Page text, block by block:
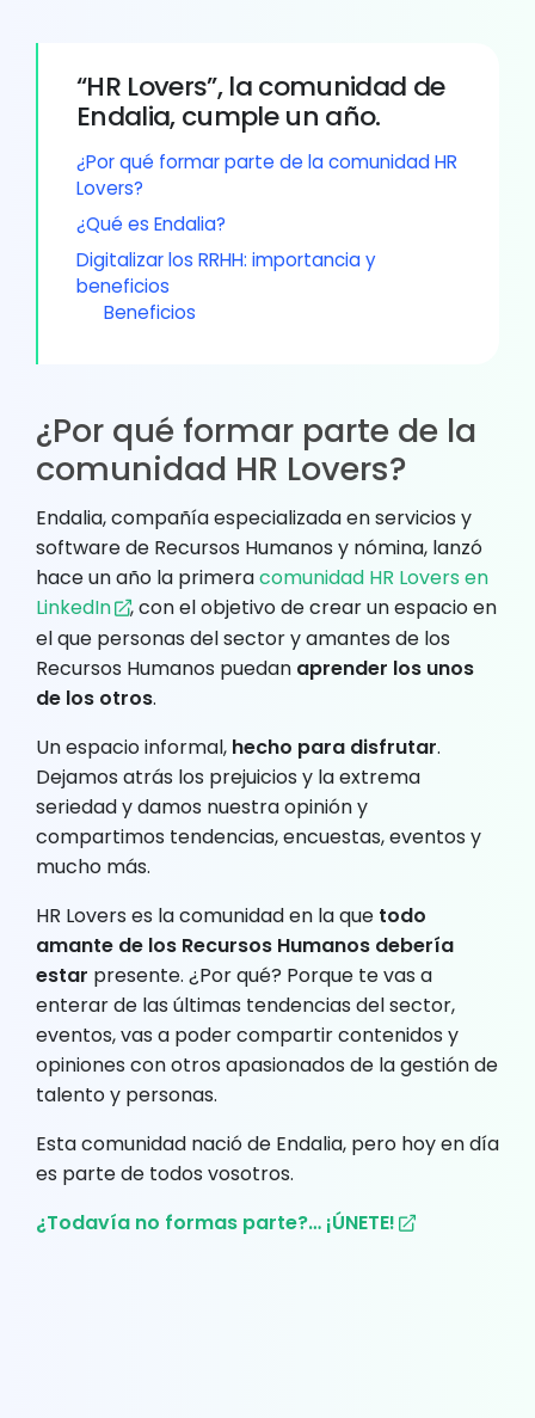
“HR Lovers”, la comunidad de
Endalia, cumple un año.
¿Por qué formar parte de la comunidad HR
Lovers?
¿Qué es Endalia?
Digitalizar los RRHH: importancia y
beneficios
Beneficios
¿Por qué formar parte de la
comunidad HR Lovers?
Endalia, compañía especializada en servicios y
software de Recursos Humanos y nómina, lanzó
hace un año la primeracomunidad HR Lovers en
LinkedIn
, con el objetivo de crear un espacio en
el que personas del sector y amantes de los
Recursos Humanos puedan aprender los unos
de los otros.
Un espacio informal, hecho para disfrutar.
Dejamos atrás los prejuicios y la extrema
seriedad y damos nuestra opinión y
compartimos tendencias, encuestas, eventos y
mucho más.
HR Lovers es la comunidad en la que todo
amante de los Recursos Humanos debería
estar presente. ¿Por qué? Porque te vas a
enterar de las últimas tendencias del sector,
eventos, vas a poder compartir contenidos y
opiniones con otros apasionados de la gestión de
talento y personas.
Esta comunidad nació de Endalia, pero hoy en día
es parte de todos vosotros.
¿Todavía no formas parte?… ¡ÚNETE!